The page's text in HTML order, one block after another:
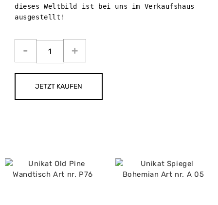
dieses Weltbild ist bei uns im Verkaufshaus
ausgestellt!
JETZT KAUFEN